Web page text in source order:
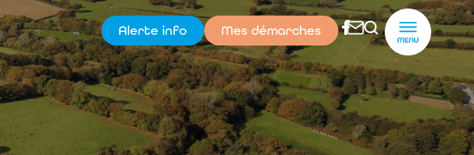
Alerte info Mes démarches
Alerte infos Mes démarches